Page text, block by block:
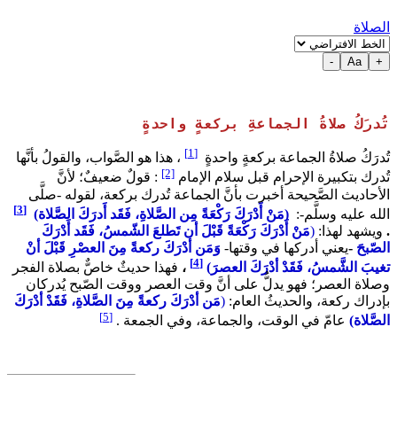
الصلاة
+
Aa
-
تُدرَكُ صلاةُ الجماعةِ بركعةٍ واحدةٍ
تُدرَكُ صلاةُ الجماعة بركعةٍ واحدةٍ [1]
، هذا هو الصَّواب، والقولُ بأنَّها
تُدرك بتكبيرة الإحرام قبل سلام الإمام [2] : قولٌ ضعيفٌ؛ لأنَّ
الأحاديث الصَّحيحة أخبرت بأنَّ الجماعة تُدرك بركعة، لقوله -صلَّى
الله عليه وسلَّم-: (مَنْ أَدْرَكَ رَكْعَةً مِن الصَّلاةِ، فَقَد أَدرَكَ الصَّلاة) [3]
. ويشهد لهذا: (مَنْ أَدْرَكَ رَكْعَةً قَبْلَ أن تَطلعَ الشّمسُ، فَقَد أَدْرَكَ
الصّبحَ -يعني أدركها في وقتها- وَمَن أدْرَكَ ركعةً مِنَ العصْرِ قَبْلَ أنْ
تغيبَ الشَّمسُ، فَقَدْ أدْرَكَ العصرَ) [4] ، فهذا حديثٌ خاصٌّ بصلاة الفجر
وصلاة العصر؛ فهو يدلُّ على أنَّ وقت العصر ووقت الصّبح يُدركان
بإدراك ركعة، والحديثُ العام: (مَن أدْرَكَ ركعةً مِنَ الصَّلاةِ، فَقَدْ أدْرَكَ
الصَّلاة) عامّ في الوقت، والجماعة، وفي الجمعة . [5]